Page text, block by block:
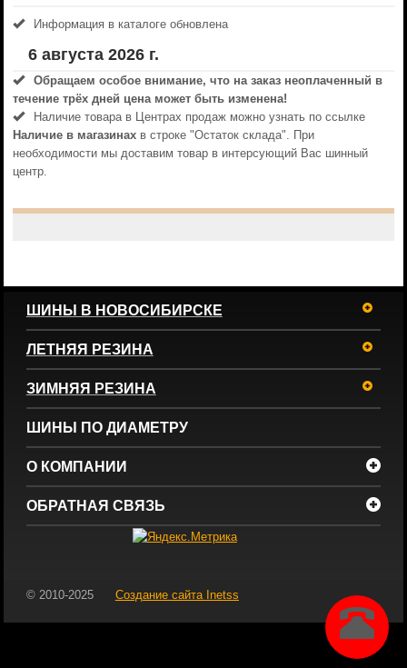
Информация в каталоге обновлена
6 августа 2026 г.
Обращаем особое внимание, что на заказ неоплаченный в
течениe трёх дней цена может быть изменена!
Наличие товара в Центрах продаж можно узнать по ссылке
Наличие в магазинахв строке "Остаток склада". При
необходимости мы доставим товар в интерсующий Вас шинный
центр.
ШИНЫ В НОВОСИБИРСКЕ
ЛЕТНЯЯ РЕЗИНА
ЗИМНЯЯ РЕЗИНА
ШИНЫ ПО ДИАМЕТРУ
О КОМПАНИИ
ОБРАТНАЯ СВЯЗЬ
© 2010-2025 Создание сайта Inetss